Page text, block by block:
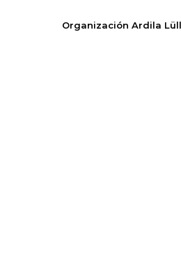
Organización Ardila